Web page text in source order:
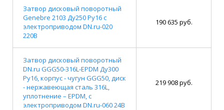
Затвор дисковый поворотный
Genebre 2103 Ду250 Ру16 с
электроприводом DN.ru-020
220В
190 635 руб.
Затвор дисковый поворотный
DN.ru GGG50-316L-EPDM Ду300
Ру16, корпус - чугун GGG50, диск
- нержавеющая сталь 316L,
уплотнение – EPDM, с
электроприводом DN.ru-060 24В
219 908 руб.